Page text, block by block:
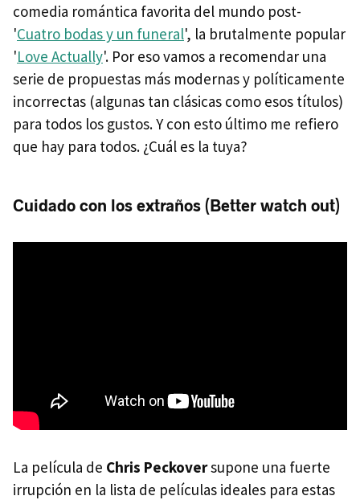
comedia romántica favorita del mundo post-
'Cuatro bodas y un funeral', la brutalmente popular
'Love Actually'. Por eso vamos a recomendar una
serie de propuestas más modernas y políticamente
incorrectas (algunas tan clásicas como esos títulos)
para todos los gustos. Y con esto último me refiero
que hay para todos. ¿Cuál es la tuya?
Cuidado con los extraños (Better watch out)
La película de Chris Peckoversupone una fuerte
irrupción en la lista de películas ideales para estas